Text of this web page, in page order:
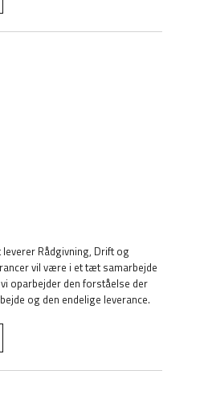
Rådgivning, Drift og
vil være i et tæt samarbejde
oparbejder den forståelse der
og den endelige leverance.